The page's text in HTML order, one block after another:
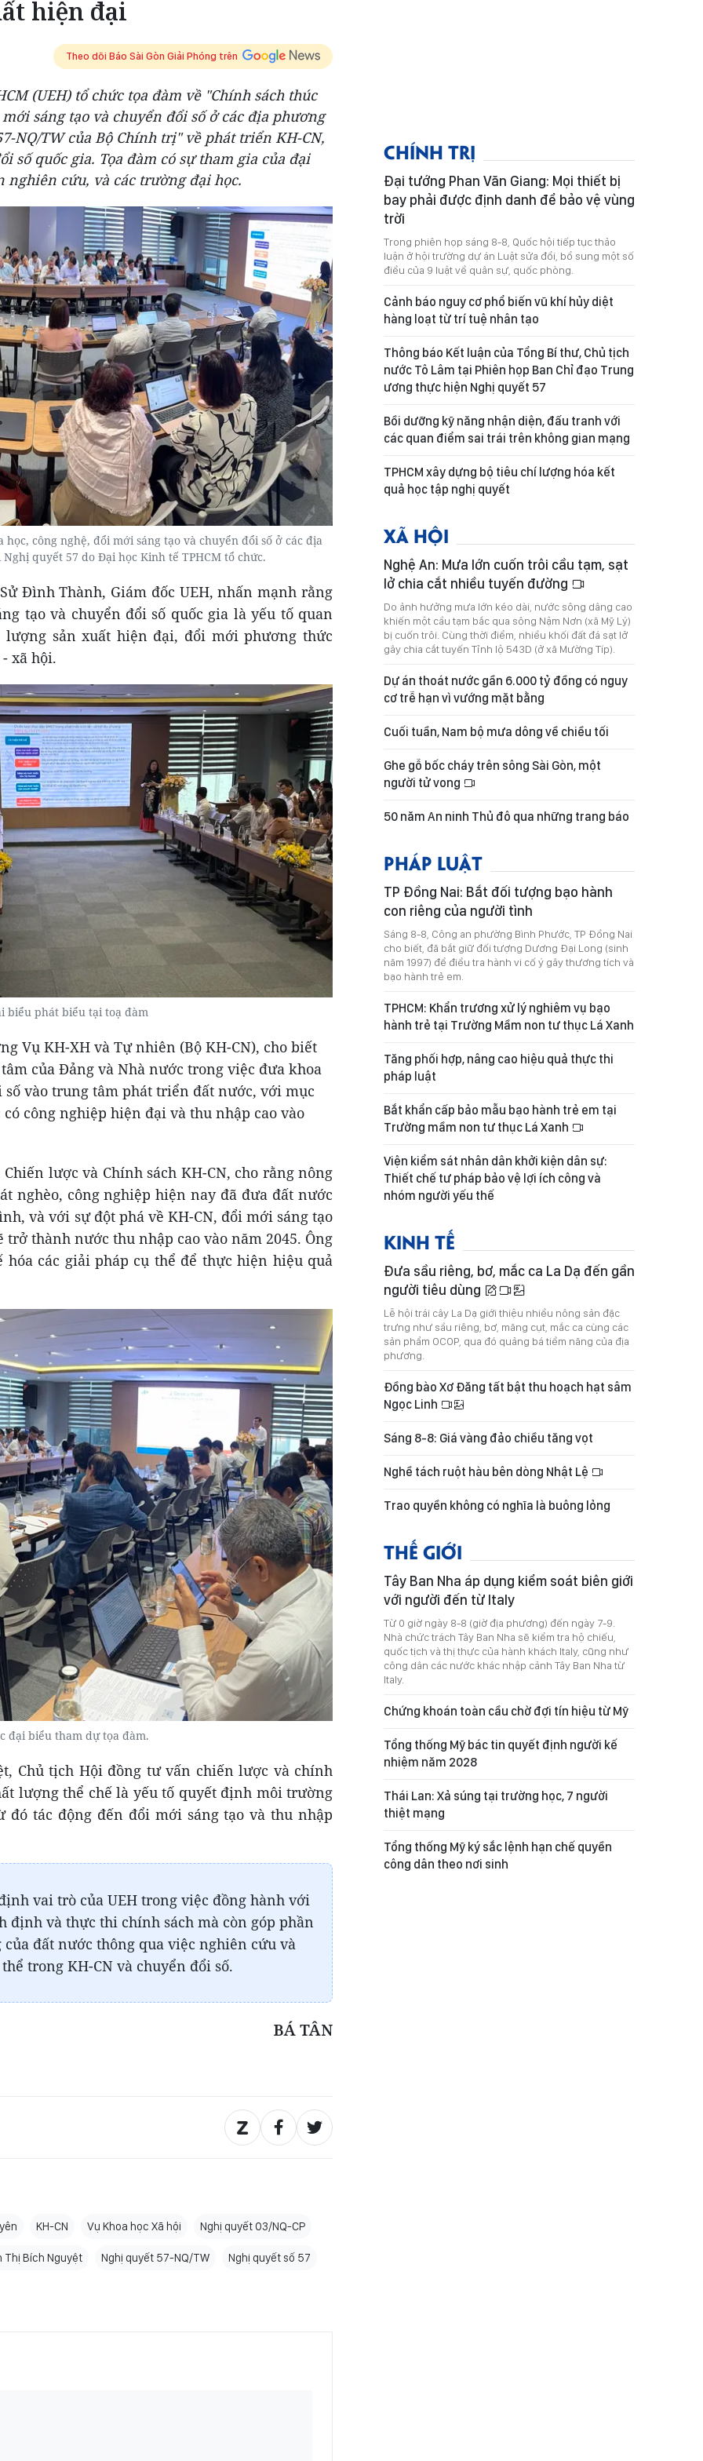
hiện đại
Theo dõi Báo Sài Gòn Giải Phóng trên
(UEH) tổ chức tọa đàm về "Chính sách thúc
sáng tạo và chuyển đổi số ở các địa phương
NQ/TW của Bộ Chính trị" về phát triển KH-CN,
số quốc gia. Tọa đàm có sự tham gia của đại
nghiên cứu, và các trường đại học.
học, công nghệ, đổi mới sáng tạo và chuyển đổi số ở các địa
quyết 57 do Đại học Kinh tế TPHCM tổ chức.
Đình Thành, Giám đốc UEH, nhấn mạnh rằng
tạo và chuyển đổi số quốc gia là yếu tố quan
sản xuất hiện đại, đổi mới phương thức
xã hội.
biểu phát biểu tại toạ đàm
Vụ KH-XH và Tự nhiên (Bộ KH-CN), cho biết
của Đảng và Nhà nước trong việc đưa khoa
số vào trung tâm phát triển đất nước, với mục
công nghiệp hiện đại và thu nhập cao vào
lược và Chính sách KH-CN, cho rằng nông
nghèo, công nghiệp hiện nay đã đưa đất nước
và với sự đột phá về KH-CN, đổi mới sáng tạo
trở thành nước thu nhập cao vào năm 2045. Ông
hóa các giải pháp cụ thể để thực hiện hiệu quả
đại biểu tham dự tọa đàm.
Chủ tịch Hội đồng tư vấn chiến lược và chính
lượng thể chế là yếu tố quyết định môi trường
đó tác động đến đổi mới sáng tạo và thu nhập
vai trò của UEH trong việc đồng hành với
định và thực thi chính sách mà còn góp phần
đất nước thông qua việc nghiên cứu và
trong KH-CN và chuyển đổi số.
BÁ TÂN
KH-CN Vụ Khoa học Xã hội Nghị quyết 03/NQ-CP
Thị Bích Nguyệt Nghị quyết 57-NQ/TW Nghị quyết số 57
CHÍNH TRỊ
Đại tướng Phan Văn Giang: Mọi thiết bị
bay phải được định danh để bảo vệ vùng
trời
Trong phiên họp sáng 8-8, Quốc hội tiếp tục thảo
luận ở hội trường dự án Luật sửa đổi, bổ sung một số
điều của 9 luật về quân sự, quốc phòng.
Cảnh báo nguy cơ phổ biến vũ khí hủy diệt
hàng loạt từ trí tuệ nhân tạo
Thông báo Kết luận của Tổng Bí thư, Chủ tịch
nước Tô Lâm tại Phiên họp Ban Chỉ đạo Trung
ương thực hiện Nghị quyết 57
Bồi dưỡng kỹ năng nhận diện, đấu tranh với
các quan điểm sai trái trên không gian mạng
TPHCM xây dựng bộ tiêu chí lượng hóa kết
quả học tập nghị quyết
XÃ HỘI
Nghệ An: Mưa lớn cuốn trôi cầu tạm, sạt
lở chia cắt nhiều tuyến đường
Do ảnh hưởng mưa lớn kéo dài, nước sông dâng cao
khiến một cầu tạm bắc qua sông Nậm Nơn (xã Mỹ Lý)
bị cuốn trôi. Cùng thời điểm, nhiều khối đất đá sạt lở
gây chia cắt tuyến Tỉnh lộ 543D (ở xã Mường Típ).
Dự án thoát nước gần 6.000 tỷ đồng có nguy
cơ trễ hạn vì vướng mặt bằng
Cuối tuần, Nam bộ mưa dông về chiều tối
Ghe gỗ bốc cháy trên sông Sài Gòn, một
người tử vong
50 năm An ninh Thủ đô qua những trang báo
PHÁP LUẬT
TP Đồng Nai: Bắt đối tượng bạo hành
con riêng của người tình
Sáng 8-8, Công an phường Bình Phước, TP Đồng Nai
cho biết, đã bắt giữ đối tượng Dương Đại Long (sinh
năm 1997) để điều tra hành vi cố ý gây thương tích và
bạo hành trẻ em.
TPHCM: Khẩn trương xử lý nghiêm vụ bạo
hành trẻ tại Trường Mầm non tư thục Lá Xanh
Tăng phối hợp, nâng cao hiệu quả thực thi
pháp luật
Bắt khẩn cấp bảo mẫu bạo hành trẻ em tại
Trường mầm non tư thục Lá Xanh
Viện kiểm sát nhân dân khởi kiện dân sự:
Thiết chế tư pháp bảo vệ lợi ích công và
nhóm người yếu thế
KINH TẾ
Đưa sầu riêng, bơ, mắc ca La Dạ đến gần
người tiêu dùng
Lễ hội trái cây La Dạ giới thiệu nhiều nông sản đặc
trưng như sầu riêng, bơ, măng cụt, mắc ca cùng các
sản phẩm OCOP, qua đó quảng bá tiềm năng của địa
phương.
Đồng bào Xơ Đăng tất bật thu hoạch hạt sâm
Ngọc Linh
Sáng 8-8: Giá vàng đảo chiều tăng vọt
Nghề tách ruột hàu bên dòng Nhật Lệ
Trao quyền không có nghĩa là buông lỏng
THẾ GIỚI
Tây Ban Nha áp dụng kiểm soát biên giới
với người đến từ Italy
Từ 0 giờ ngày 8-8 (giờ địa phương) đến ngày 7-9.
Nhà chức trách Tây Ban Nha sẽ kiểm tra hộ chiếu,
quốc tịch và thị thực của hành khách Italy, cũng như
công dân các nước khác nhập cảnh Tây Ban Nha từ
Italy.
Chứng khoán toàn cầu chờ đợi tín hiệu từ Mỹ
Tổng thống Mỹ bác tin quyết định người kế
nhiệm năm 2028
Thái Lan: Xả súng tại trường học, 7 người
thiệt mạng
Tổng thống Mỹ ký sắc lệnh hạn chế quyền
công dân theo nơi sinh